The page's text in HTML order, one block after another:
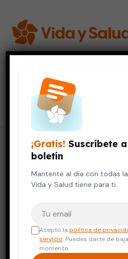
lentes
120 artículos
¡Gratis! Suscríbete
boletín
Mantente al día con todas
Vida y Salud tiene para ti.
Acepto lapolítica de
servicio. Puedes darte de
momento.